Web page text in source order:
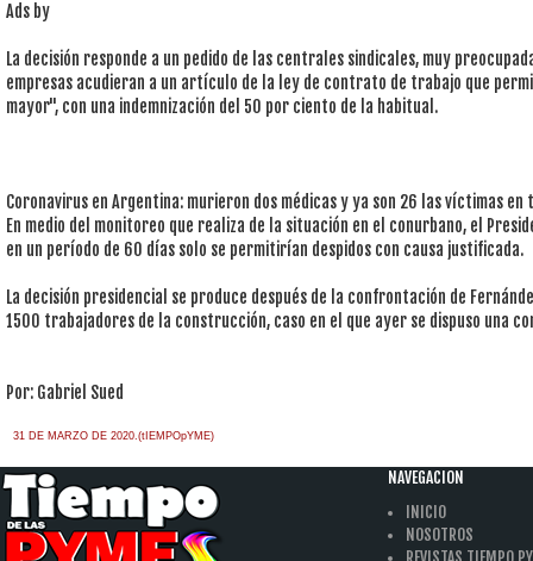
Ads by
La decisión responde a un pedido de las centrales sindicales, muy
empresas acudieran a un artículo de la ley de contrato de trabajo que
mayor", con una indemnización del 50 por ciento de la habitual.
Coronavirus en Argentina: murieron dos médicas y ya son 26 las víctimas en
En medio del monitoreo que realiza de la situación en el conurbano, el
en un período de 60 días solo se permitirían despidos con causa justificada.
La decisión presidencial se produce después de la confrontación de
1500 trabajadores de la construcción, caso en el que ayer se dispuso una
Por: Gabriel Sued
31 DE MARZO DE 2020.(tIEMPOpYME)
NAVEGACION
INICIO
NOSOTROS